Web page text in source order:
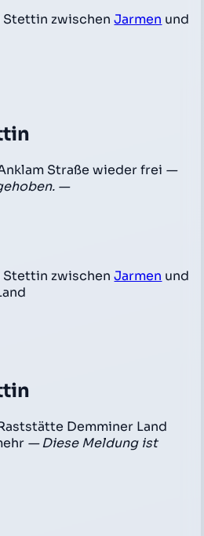
Stettin zwischenJarmen und
Straße wieder frei —
—
Stettin zwischenJarmen und
Demminer Land
— Diese Meldung ist